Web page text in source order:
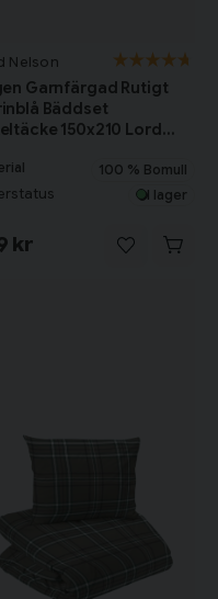
Nelson
Garnfärgad Rutigt
Bäddset
150x210 Lord
100 % Bomull
I lager
kr